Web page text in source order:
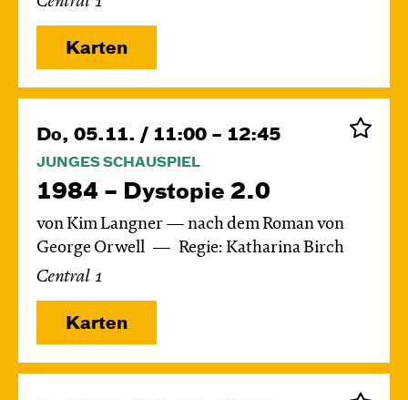
Karten
Do, 05.11. / 11:00 – 12:45
JUNGES SCHAUSPIEL
1984 – Dystopie 2.0
von Kim Langner — nach dem Roman von
George Orwell
Regie: Katharina Birch
Central 1
Karten